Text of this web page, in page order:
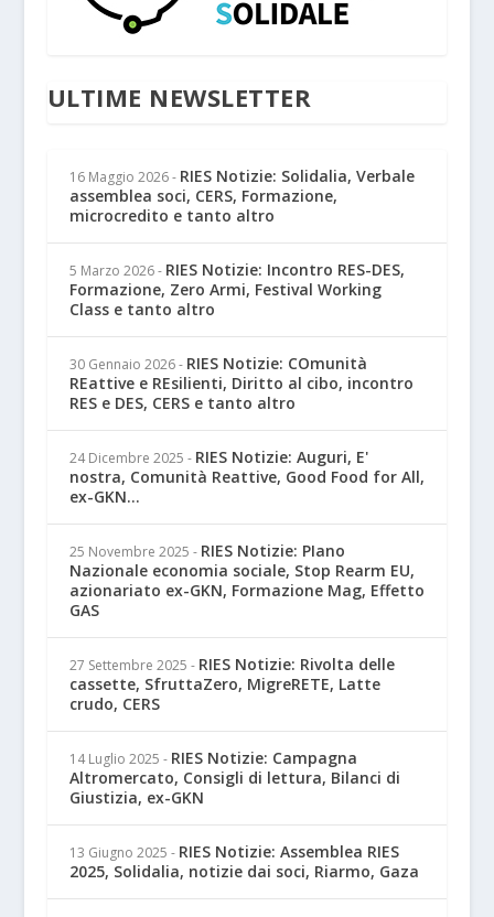
ULTIME NEWSLETTER
16 Maggio 2026 - RIES Notizie: Solidalia, Verbale
assemblea soci, CERS, Formazione,
microcredito e tanto altro
5 Marzo 2026 - RIES Notizie: Incontro RES-DES,
Formazione, Zero Armi, Festival Working
Class e tanto altro
30 Gennaio 2026 - RIES Notizie: COmunità
REattive e REsilienti, Diritto al cibo, incontro
RES e DES, CERS e tanto altro
24 Dicembre 2025 - RIES Notizie: Auguri, E'
nostra, Comunità Reattive, Good Food for All,
ex-GKN...
25 Novembre 2025 - RIES Notizie: PIano
Nazionale economia sociale, Stop Rearm EU,
azionariato ex-GKN, Formazione Mag, Effetto
GAS
27 Settembre 2025 - RIES Notizie: Rivolta delle
cassette, SfruttaZero, MigreRETE, Latte
crudo, CERS
14 Luglio 2025 - RIES Notizie: Campagna
Altromercato, Consigli di lettura, Bilanci di
Giustizia, ex-GKN
13 Giugno 2025 - RIES Notizie: Assemblea RIES
2025, Solidalia, notizie dai soci, Riarmo, Gaza